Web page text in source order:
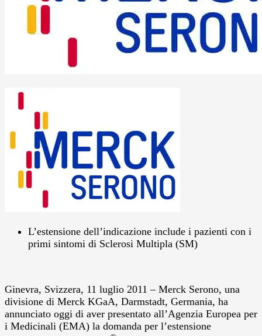
L’estensione dell’indicazione include i pazienti con i
primi sintomi di Sclerosi Multipla (SM)
Ginevra, Svizzera, 11 luglio 2011 – Merck Serono, una
divisione di Merck KGaA, Darmstadt, Germania, ha
annunciato oggi di aver presentato all’Agenzia Europea per
i Medicinali (EMA) la domanda per l’estensione